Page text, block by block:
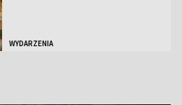
WYDARZENIA